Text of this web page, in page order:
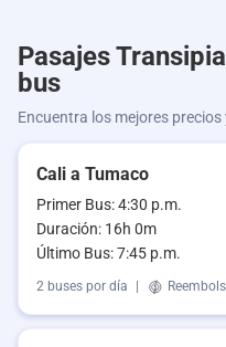
Pasajes
bus
Encuentra los mejores
Cali a Tumaco
Primer Bus: 4:30 p.m.
Duración: 16h 0m
Último Bus: 7:45 p.m.
2 buses por día